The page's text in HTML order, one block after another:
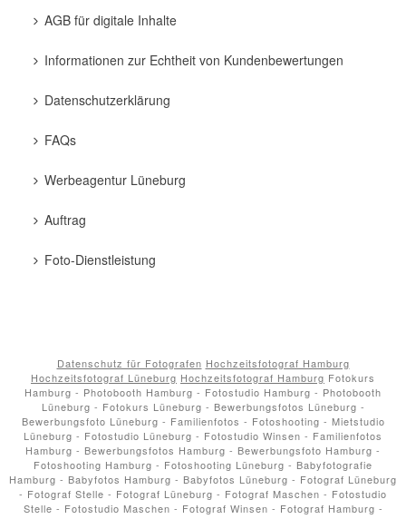
AGB für digitale Inhalte
Informationen zur Echtheit von Kundenbewertungen
Datenschutzerklärung
FAQs
Werbeagentur Lüneburg
Auftrag
Foto-Dienstleistung
Datenschutz für Fotografen Hochzeitsfotograf Hamburg
Hochzeitsfotograf Lüneburg Hochzeitsfotograf Hamburg Fotokurs
Hamburg - Photobooth Hamburg - Fotostudio Hamburg - Photobooth
Lüneburg - Fotokurs Lüneburg - Bewerbungsfotos Lüneburg -
Bewerbungsfoto Lüneburg - Familienfotos - Fotoshooting - Mietstudio
Lüneburg - Fotostudio Lüneburg - Fotostudio Winsen - Familienfotos
Hamburg - Bewerbungsfotos Hamburg - Bewerbungsfoto Hamburg -
Fotoshooting Hamburg - Fotoshooting Lüneburg - Babyfotografie
Hamburg - Babyfotos Hamburg - Babyfotos Lüneburg - Fotograf Lüneburg
- Fotograf Stelle - Fotograf Lüneburg - Fotograf Maschen - Fotostudio
Stelle - Fotostudio Maschen - Fotograf Winsen - Fotograf Hamburg -